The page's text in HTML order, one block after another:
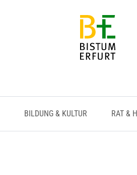
BILDUNG & KULTUR RAT &